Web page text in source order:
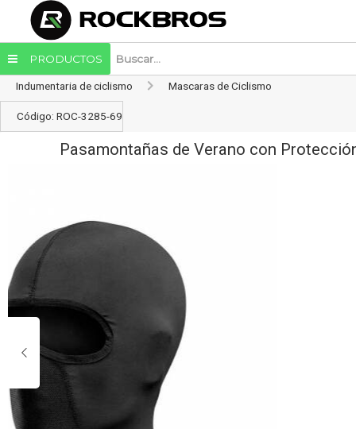
PRODUCTOS
Indumentaria de ciclismo Mascaras de Ciclismo
Código: ROC-3285-69
Pasamontañas de Verano con
Enviar a email